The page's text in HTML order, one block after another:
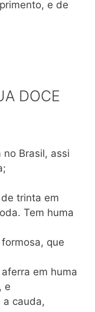
e de
DOCE
no Brasil, assi
trinta em
Tem huma
que
em huma
e
a cauda,